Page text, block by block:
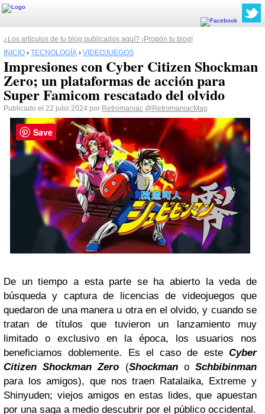
¿Los artículos de tu blog publicados aquí? ¡Propón tu blog!
INICIO › TECNOLOGÍA › VIDEOJUEGOS
Impresiones con Cyber Citizen Shockman
Zero; un plataformas de acción para
Super Famicom rescatado del olvido
Publicado el 22 julio 2024 por Retromaniac @RetromaniacMag
De un tiempo a esta parte se ha abierto la veda de
búsqueda y captura de licencias de videojuegos que
quedaron de una manera u otra en el olvido, y cuando se
tratan de títulos que tuvieron un lanzamiento muy
limitado o exclusivo en la época, los usuarios nos
beneficiamos doblemente. Es el caso de este Cyber
Citizen Shockman Zero (ShockmanoSchbibinman
para los amigos), que nos traen Ratalaika, Extreme y
Shinyuden; viejos amigos en estas lides, que apuestan
por una saga a medio descubrir por el público occidental.
Save